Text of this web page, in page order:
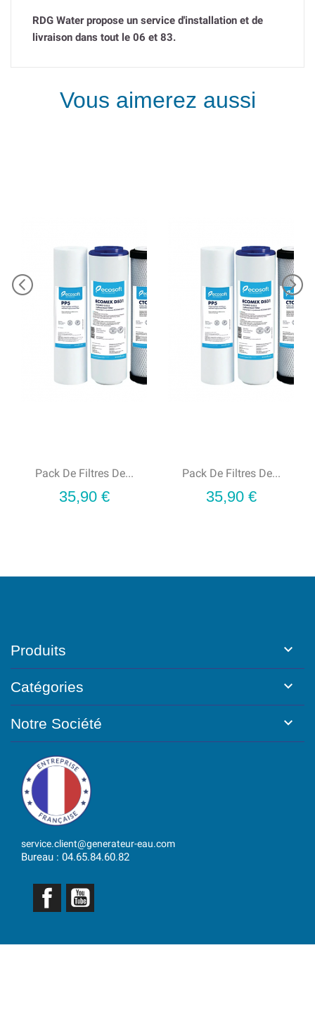
RDG Water propose un service d'installation et de
livraison dans tout le 06 et 83.
Vous aimerez aussi
Pack De Filtres De...
Prix
35,90 €
Pack De Filtres De...
Prix
35,90 €
Produits 
Catégories 
Notre Société 
service.client@generateur-eau.com
Bureau : 04.65.84.60.82
Facebook